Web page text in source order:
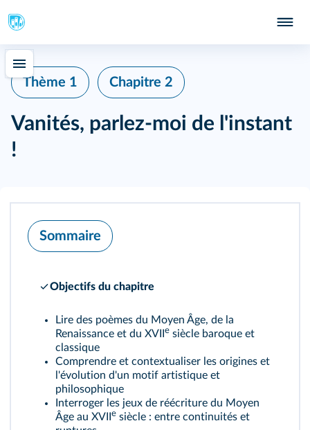
Thème 1 Chapitre 2
Vanités, parlez-moi de l'instant
!
Sommaire
Objectifs du chapitre
Lire des poèmes du Moyen Âge, de la
Renaissance et du XVII e siècle baroque et
classique
Comprendre et contextualiser les origines et
l'évolution d'un motif artistique et
philosophique
Interroger les jeux de réécriture du Moyen
Âge au XVII e siècle : entre continuités et